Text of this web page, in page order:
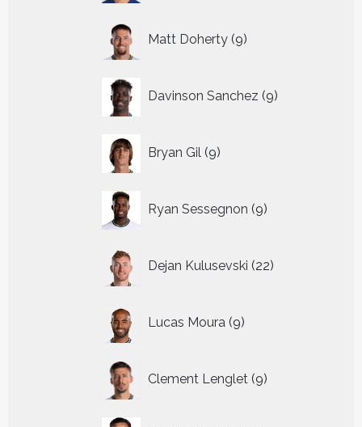
Matt Doherty 9
producten
Davinson Sanchez 9
producten
Bryan Gil 9
producten
Ryan Sessegnon 9
producten
Dejan Kulusevski 22
producten
Lucas Moura 9
producten
Clement Lenglet 9
producten